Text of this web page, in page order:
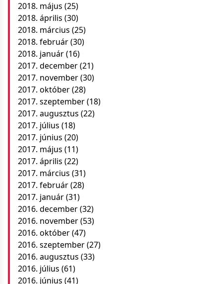
2018. május (25)
2018. április (30)
2018. március (25)
2018. február(30)
2018. január(16)
2017. december(21)
2017. november(30)
2017. október(28)
2017. szeptember(18)
2017. augusztus (22)
2017. július (18)
2017. június (20)
2017. május (11)
2017. április (22)
2017. március (31)
2017. február(28)
2017. január(31)
2016. december(32)
2016. november(53)
2016. október(47)
2016. szeptember(27)
2016. augusztus (33)
2016. július (61)
2016. június (41)